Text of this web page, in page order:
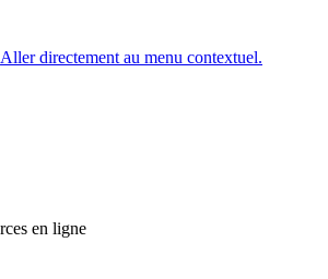
Aller directement au menu contextuel.
en ligne